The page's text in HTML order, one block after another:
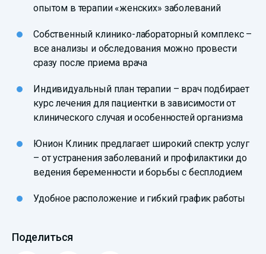
опытом в терапии «женских» заболеваний
Собственный клинико-лабораторный комплекс –
все анализы и обследования можно провести
сразу после приема врача
Индивидуальный план терапии – врач подбирает
курс лечения для пациентки в зависимости от
клинического случая и особенностей организма
Юнион Клиник предлагает широкий спектр услуг
– от устранения заболеваний и профилактики до
ведения беременности и борьбы с бесплодием
Удобное расположение и гибкий график работы
Поделиться